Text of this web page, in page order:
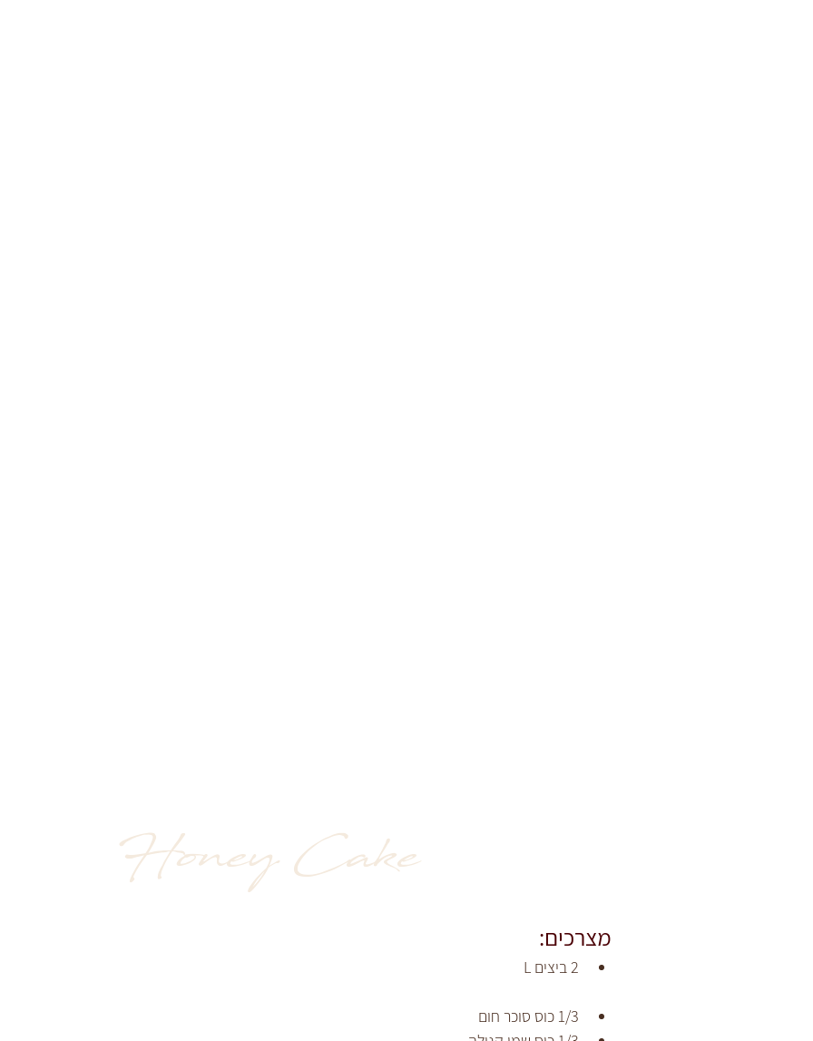
Honey Cake
מצרכים:
2 ביצים L
1/3 כוס סוכר חום